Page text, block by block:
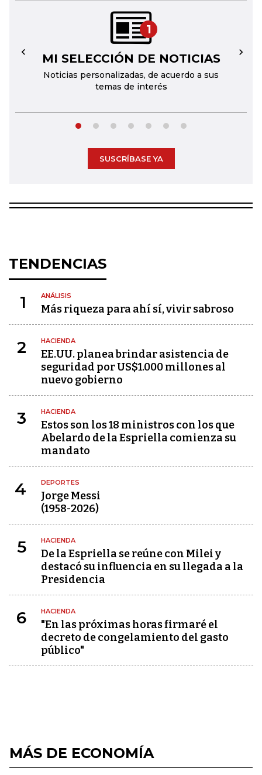
1
MI SELECCIÓN DE NOTICIAS
Noticias personalizadas, de acuerdo a sus
temas de interés
← →
SUSCRÍBASE YA
TENDENCIAS
1 ANÁLISIS
Más riqueza para ahí sí, vivir sabroso
2 HACIENDA
EE.UU. planea brindar asistencia de
seguridad por US$1.000 millones al
nuevo gobierno
3 HACIENDA
Estos son los 18 ministros con los que
Abelardo de la Espriella comienza su
mandato
4 DEPORTES
Jorge Messi
(1958-2026)
5 HACIENDA
De la Espriella se reúne con Milei y
destacó su influencia en su llegada a la
Presidencia
6 HACIENDA
"En las próximas horas firmaré el
decreto de congelamiento del gasto
público"
MÁS DE ECONOMÍA